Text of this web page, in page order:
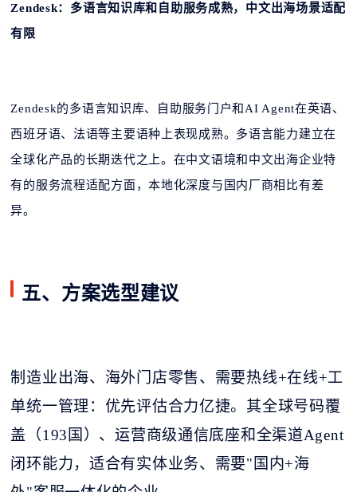
Zendesk：多语言知识库和自助服务成熟，中文出海场景适配
有限
Zendesk的多语言知识库、自助服务门户和AI Agent在英语、
西班牙语、法语等主要语种上表现成熟。多语言能力建立在
全球化产品的长期迭代之上。在中文语境和中文出海企业特
有的服务流程适配方面，本地化深度与国内厂商相比有差
异。
五、方案选型建议
制造业出海、海外门店零售、需要热线+在线+工
单统一管理：优先评估合力亿捷。其全球号码覆
盖（193国）、运营商级通信底座和全渠道Agent
闭环能力，适合有实体业务、需要"国内+海